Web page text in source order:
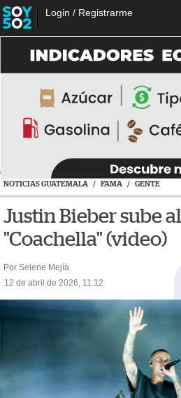
Login / Registrarme
NOTICIAS GUATEMALA / FAMA / GENTE
Justin Bieber sube
"Coachella" (video)
Por Selene Mejía
12 de abril de 2026, 11:12